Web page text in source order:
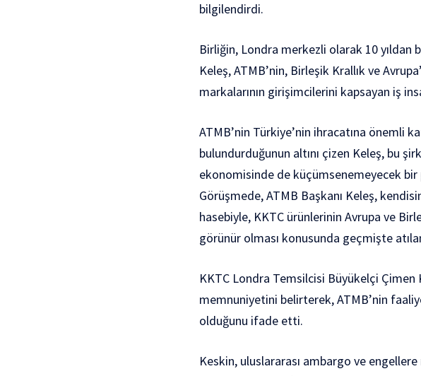
bilgilendirdi.
Birliğin, Londra merkezli olarak 10
Keleş, ATMB’nin, Birleşik Krallık ve
markalarının girişimcilerini kapsayan iş
ATMB’nin Türkiye’nin ihracatına önemli
bulundurduğunun altını çizen Keleş, bu
ekonomisinde de küçümsenemeyecek bir
Görüşmede, ATMB Başkanı Keleş,
hasebiyle, KKTC ürünlerinin Avrupa ve
görünür olması konusunda geçmişte
KKTC Londra Temsilcisi Büyükelçi Çimen
memnuniyetini belirterek, ATMB’nin
olduğunu ifade etti.
Keskin, uluslararası ambargo ve